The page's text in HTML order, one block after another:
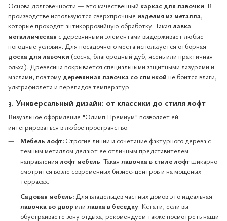
Основа долговечности — это качественный каркас для лавочки. В
производстве используются сверхпрочные изделия из металла,
которые проходят антикоррозийную обработку. Такая лавка
металлическая с деревянными элементами выдерживает любые
погодные условия. Для посадочного места используется отборная
доска для лавочки (сосна, благородный дуб, ясень или практичная
ольха). Древесина покрывается специальными защитными лазурями и
маслами, поэтому деревянная лавочка со спинкой не боится влаги,
ультрафиолета и перепадов температур.
3. Универсальный дизайн: от классики до стиля лофт
Визуальное оформление "Олимп Премиум" позволяет ей
интегрироваться в любое пространство.
Мебель лофт: Строгие линии и сочетание фактурного дерева с
темным металлом делают её отличным представителем
направления лофт мебель. Такая лавочка в стиле лофт шикарно
смотрится возле современных бизнес-центров и на мощеных
террасах.
Садовая мебель: Для владельцев частных домов это идеальная
лавочка во двор или лавка в беседку . Кстати, если вы
обустраиваете зону отдыха, рекомендуем также посмотреть наши